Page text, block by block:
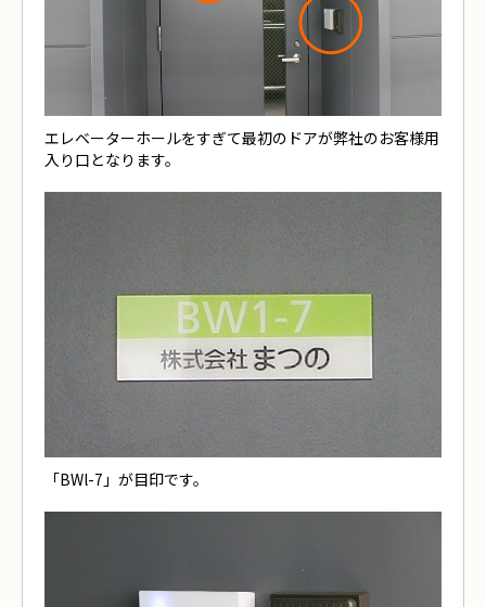
エレベーターホールをすぎて最初のドアが弊社のお客様用
入り口となります。
「BWl-7」が目印です。